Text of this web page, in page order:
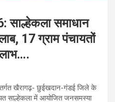
साल्हेकला समाधान
17 ग्राम पंचायतों
खैरागढ़- छुईखदान-गंडई जिले के
साल्हेकला में आयोजित जनसमस्या